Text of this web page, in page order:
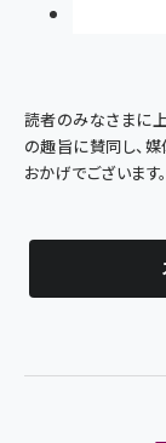
読者のみなさまに
の趣旨に賛同し、
おかげでございます。